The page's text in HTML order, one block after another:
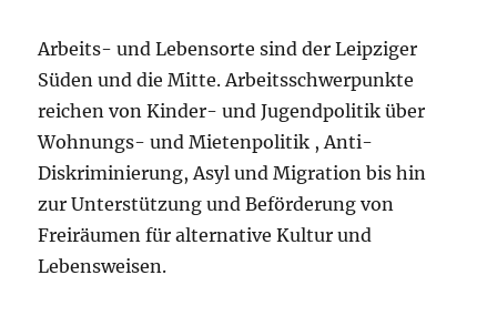
Arbeits- und Lebensorte sind der Leipziger
Süden und die Mitte. Arbeitsschwerpunkte
reichen von Kinder- und Jugendpolitik über
Wohnungs- und Mietenpolitik , Anti-
Diskriminierung, Asyl und Migration bis hin
zur Unterstützung und Beförderung von
Freiräumen für alternative Kultur und
Lebensweisen.